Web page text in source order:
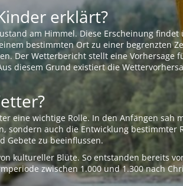
erklärt?
am Himmel. Diese Erscheinung
bestimmten Ort zu einer begrenzten
Der Wetterbericht stellt eine Vorhersage
diesem Grund existiert die
eine wichtige Rolle. In den Anfängen sah
sondern auch die Entwicklung bestimmter
Gebete zu beeinflussen.
kultureller Blüte. So entstanden bereits
zwischen 1.000 und 1.300 nach